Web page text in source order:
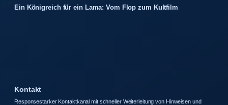
Ein Königreich für ein Lama: Vom Flop zum Kultfilm
Kontakt
Responsestarker Kontaktkanal mit schneller Weiterleitung von Hinweisen und